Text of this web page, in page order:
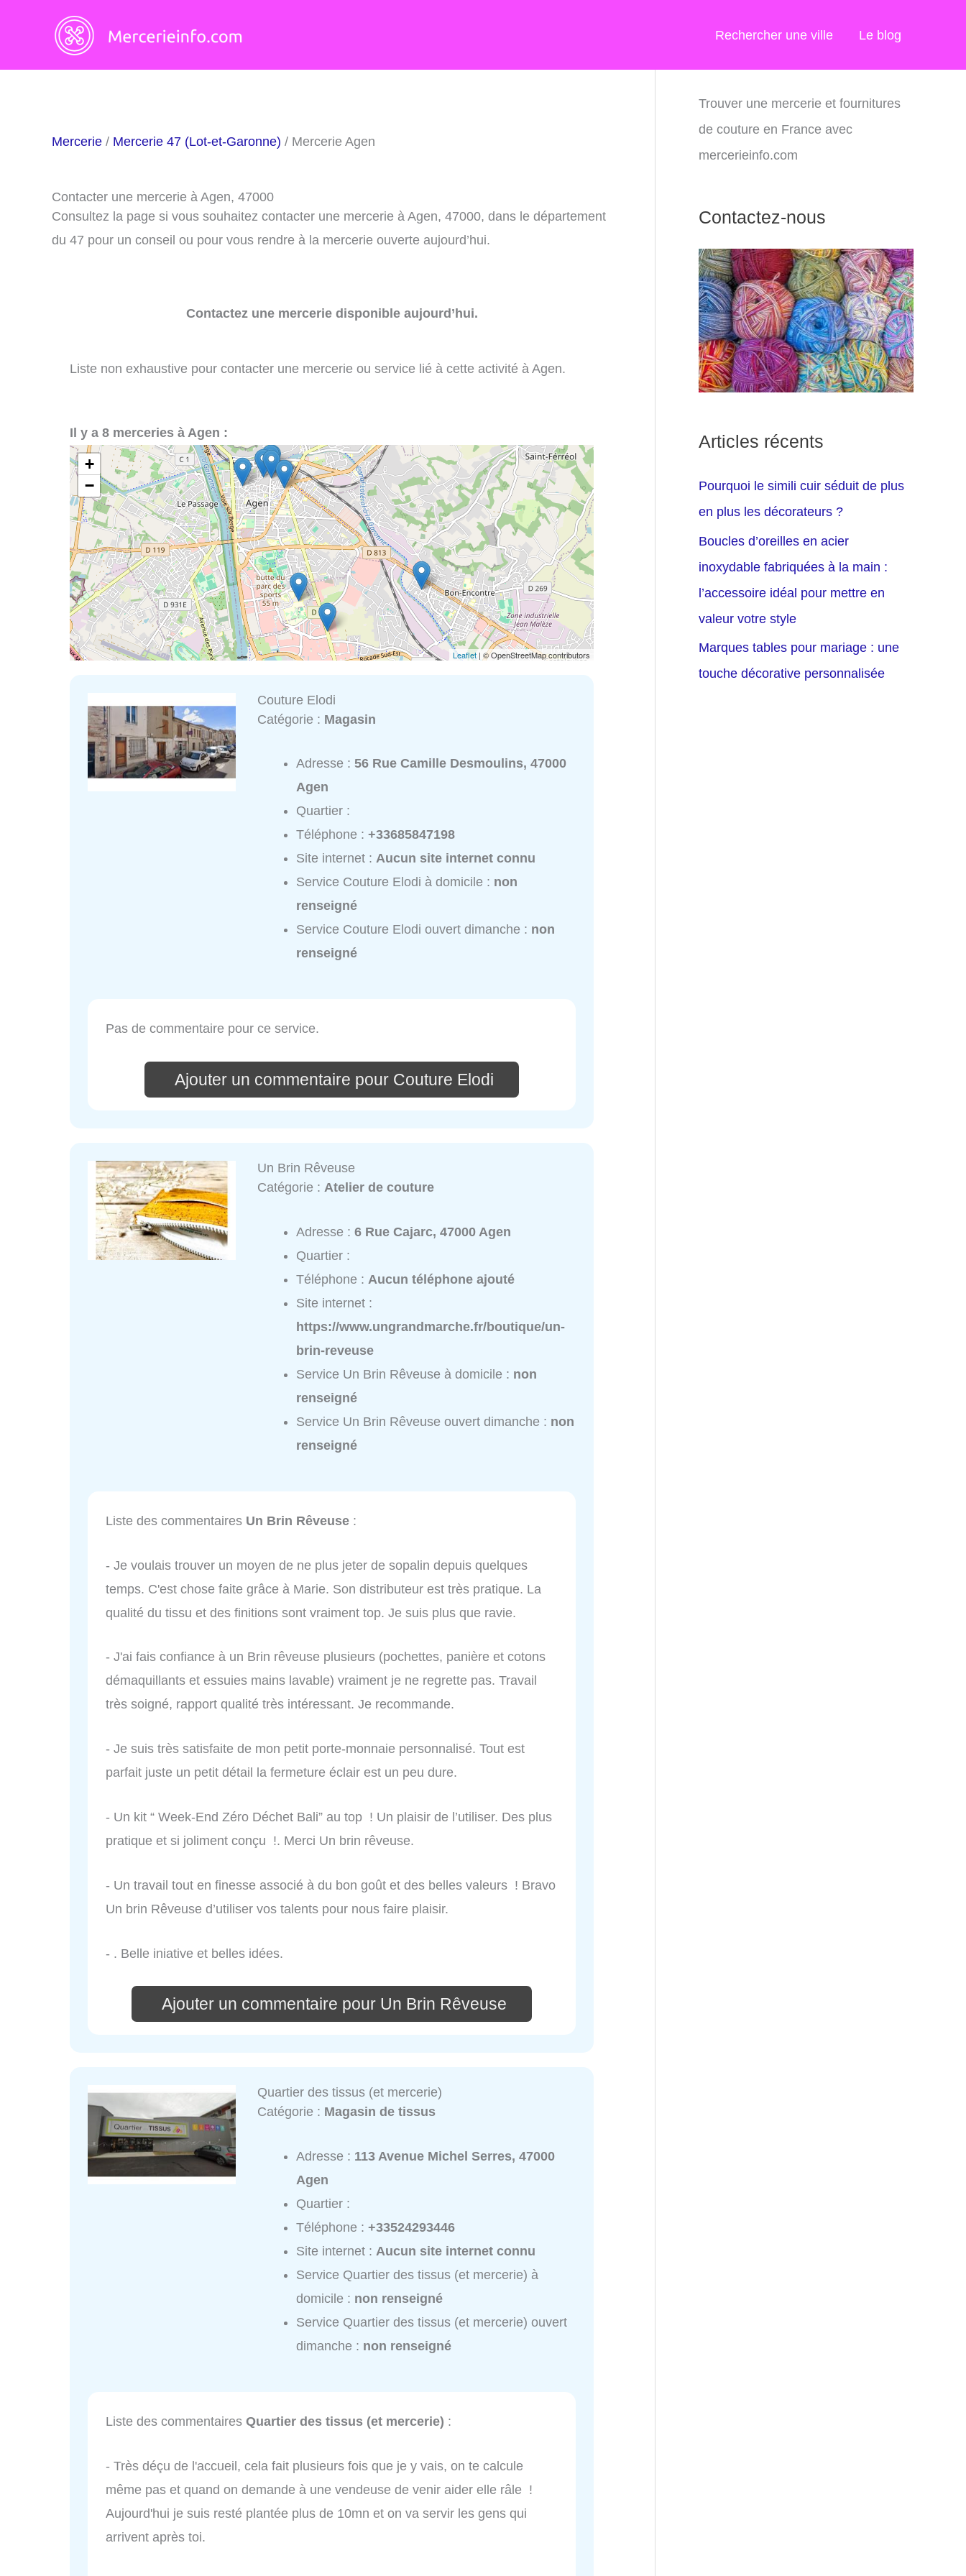
Rechercher une ville Le blog
Mercerie / Mercerie 47 (Lot-et-Garonne) / Mercerie Agen
Contacter une mercerie à Agen, 47000
Consultez la page si vous souhaitez contacter une mercerie à Agen, 47000, dans le département
du 47 pour un conseil ou pour vous rendre à la mercerie ouverte aujourd’hui.
Contactez une mercerie disponible aujourd’hui.
Liste non exhaustive pour contacter une mercerie ou service lié à cette activité à Agen.
Il y a 8 merceries à Agen :
+
−
Leaflet | © OpenStreetMap contributors
Couture Elodi
Catégorie : Magasin
Adresse :56 Rue Camille Desmoulins, 47000
Agen
Quartier :
Téléphone :+33685847198
Site internet :Aucun site internet connu
Service Couture Elodi à domicile : non
renseigné
Service Couture Elodi ouvert dimanche : non
renseigné
Pas de commentaire pour ce service.
Ajouter un commentaire pour Couture Elodi
Un Brin Rêveuse
Catégorie :Atelier de couture
Adresse :6 Rue Cajarc, 47000 Agen
Quartier :
Téléphone : Aucun téléphone ajouté
Site internet :
https://www.ungrandmarche.fr/boutique/un-
brin-reveuse
Service Un Brin Rêveuse à domicile : non
renseigné
Service Un Brin Rêveuse ouvert dimanche : non
renseigné
Liste des commentaires Un Brin Rêveuse :
- Je voulais trouver un moyen de ne plus jeter de sopalin depuis quelques
temps. C'est chose faite grâce à Marie. Son distributeur est très pratique. La
qualité du tissu et des finitions sont vraiment top. Je suis plus que ravie.
- J'ai fais confiance à un Brin rêveuse plusieurs (pochettes, panière et cotons
démaquillants et essuies mains lavable) vraiment je ne regrette pas. Travail
très soigné, rapport qualité très intéressant. Je recommande.
- Je suis très satisfaite de mon petit porte-monnaie personnalisé. Tout est
parfait juste un petit détail la fermeture éclair est un peu dure.
- Un kit “ Week-End Zéro Déchet Bali” au top ! Un plaisir de l’utiliser. Des plus
pratique et si joliment conçu !. Merci Un brin rêveuse.
- Un travail tout en finesse associé à du bon goût et des belles valeurs ! Bravo
Un brin Rêveuse d’utiliser vos talents pour nous faire plaisir.
- . Belle iniative et belles idées.
Ajouter un commentaire pour Un Brin Rêveuse
Quartier des tissus (et mercerie)
Catégorie : Magasin de tissus
Adresse : 113 Avenue Michel Serres, 47000
Agen
Quartier :
Téléphone :+33524293446
Site internet : Aucun site internet connu
Service Quartier des tissus (et mercerie) à
domicile : non renseigné
Service Quartier des tissus (et mercerie) ouvert
dimanche : non renseigné
Liste des commentaires Quartier des tissus (et mercerie) :
- Très déçu de l'accueil, cela fait plusieurs fois que je y vais, on te calcule
même pas et quand on demande à une vendeuse de venir aider elle râle !
Aujourd'hui je suis resté plantée plus de 10mn et on va servir les gens qui
arrivent après toi.
Trouver une mercerie et fournitures
de couture en France avec
mercerieinfo.com
Contactez-nous
Articles récents
Pourquoi le simili cuir séduit de plus
en plus les décorateurs ?
Boucles d’oreilles en acier
inoxydable fabriquées à la main :
l’accessoire idéal pour mettre en
valeur votre style
Marques tables pour mariage : une
touche décorative personnalisée